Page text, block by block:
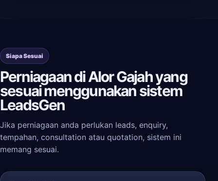
Siapa Sesuai
Perniagaan di Alor Gajah yang
sesuai menggunakan sistem
LeadsGen
Jika perniagaan anda perlukan leads, enquiry,
tempahan, consultation atau quotation, sistem ini
memang sesuai.